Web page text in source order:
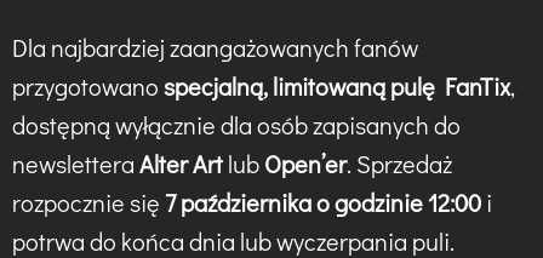
Dla najbardziej zaangażowanych fanów
przygotowanospecjalną, limitowaną pulę FanTix,
dostępną wyłącznie dla osób zapisanych do
newsletteraAlter ArtlubOpen’er. Sprzedaż
rozpocznie się 7 października o godzinie 12:00i
potrwa do końca dnia lub wyczerpania puli.